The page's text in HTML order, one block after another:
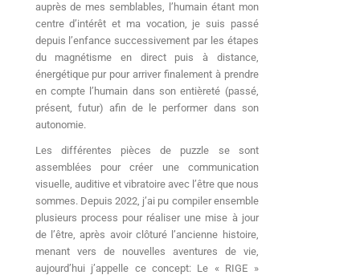
auprès de mes semblables, l’humain étant mon
centre d’intérêt et ma vocation, je suis passé
depuis l’enfance successivement par les étapes
du magnétisme en direct puis à distance,
énergétique pur pour arriver finalement à prendre
en compte l’humain dans son entièreté (passé,
présent, futur) afin de le performer dans son
autonomie.
Les différentes pièces de puzzle se sont
assemblées pour créer une communication
visuelle, auditive et vibratoire avec l’être que nous
sommes. Depuis 2022, j’ai pu compiler ensemble
plusieurs process pour réaliser une mise à jour
de l’être, après avoir clôturé l’ancienne histoire,
menant vers de nouvelles aventures de vie,
aujourd’hui j’appelle ce concept: Le « RIGE »